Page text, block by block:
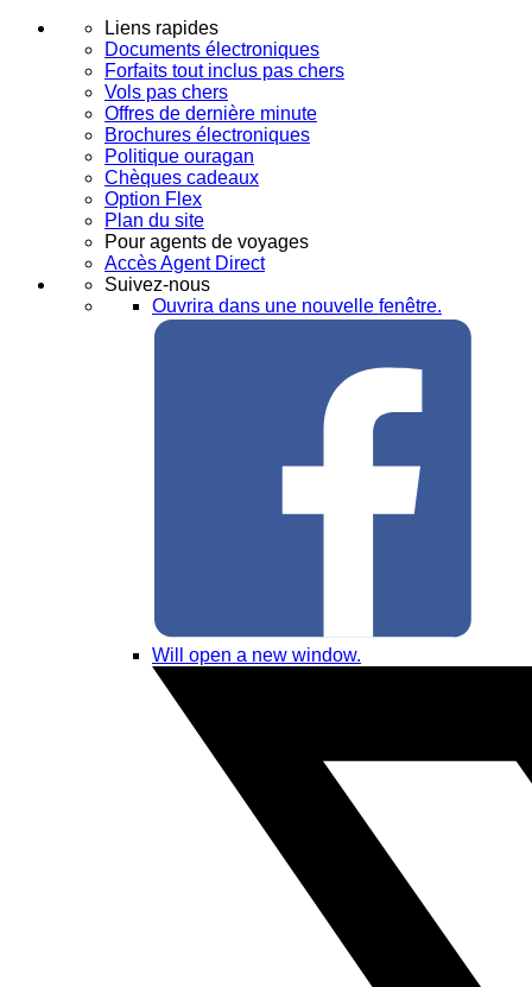
Liens rapides
Documents électroniques
Forfaits tout inclus pas chers
Vols pas chers
Offres de dernière minute
Brochures électroniques
Politique ouragan
Chèques cadeaux
Option Flex
Plan du site
Pour agents de voyages
Accès Agent Direct
Suivez-nous
Ouvrira dans une nouvelle fenêtre.
Will open a new window.